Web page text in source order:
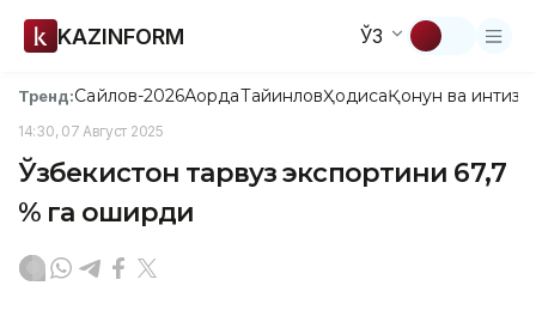
KAZINFORM ЎЗ
Тренд:Сайлов-2026АқордаТайинловҲодисаҚонун ва
14:30, 07 Август 2025
Ўзбекистон тарвуз экспортини 67,7
% га оширди